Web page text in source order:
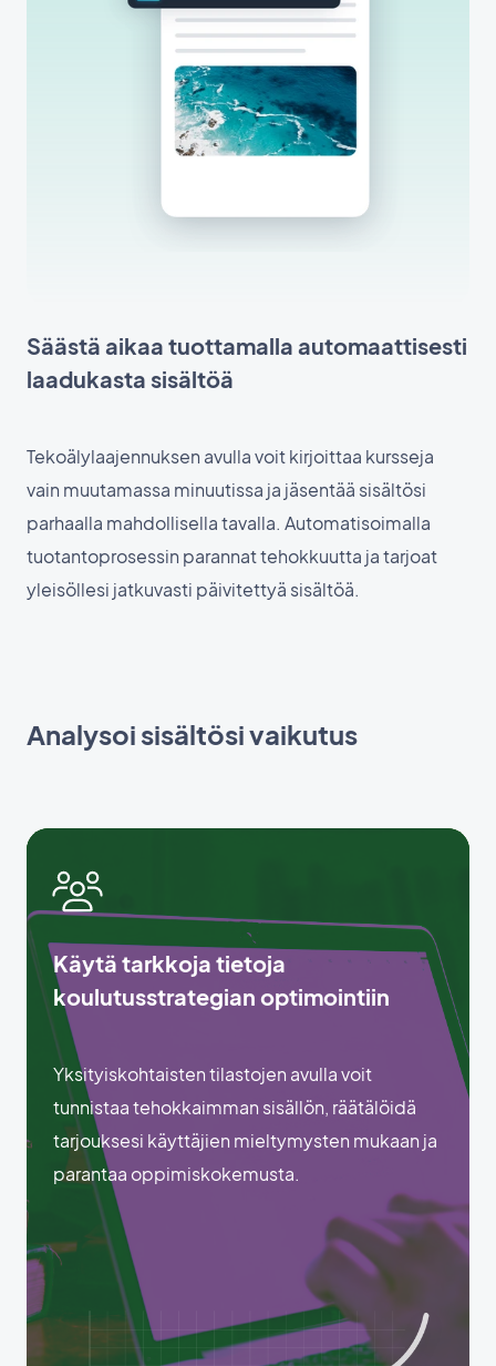
Säästä aikaa tuottamalla automaattisesti
laadukasta sisältöä
Tekoälylaajennuksen avulla voit kirjoittaa kursseja
vain muutamassa minuutissa ja jäsentää sisältösi
parhaalla mahdollisella tavalla. Automatisoimalla
tuotantoprosessin parannat tehokkuutta ja tarjoat
yleisöllesi jatkuvasti päivitettyä sisältöä.
Analysoi sisältösi vaikutus
Käytä tarkkoja tietoja
koulutusstrategian optimointiin
Yksityiskohtaisten tilastojen avulla voit
tunnistaa tehokkaimman sisällön, räätälöidä
tarjouksesi käyttäjien mieltymysten mukaan ja
parantaa oppimiskokemusta.